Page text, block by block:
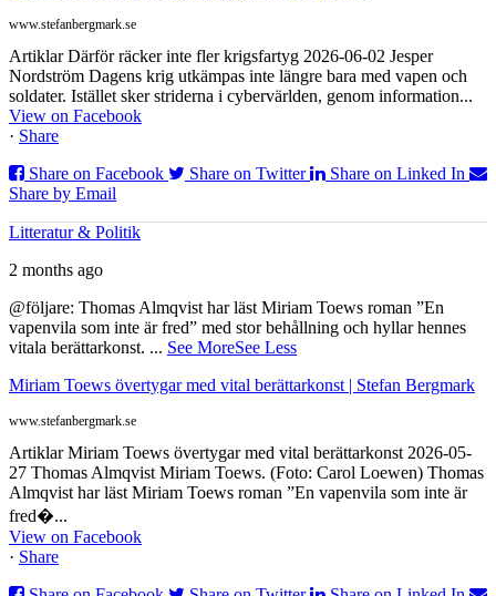
www.stefanbergmark.se
Artiklar Därför räcker inte fler krigsfartyg 2026-06-02 Jesper
Nordström Dagens krig utkämpas inte längre bara med vapen och
soldater. Istället sker striderna i cybervärlden, genom information...
View on Facebook
· Share
Share on Facebook
Share on Twitter
Share on Linked In
Share by Email
Litteratur & Politik
2 months ago
@följare: Thomas Almqvist har läst Miriam Toews roman ”En
vapenvila som inte är fred” med stor behållning och hyllar hennes
vitala berättarkonst. ... See MoreSee Less
Miriam Toews övertygar med vital berättarkonst | Stefan Bergmark
www.stefanbergmark.se
Artiklar Miriam Toews övertygar med vital berättarkonst 2026-05-
27 Thomas Almqvist Miriam Toews. (Foto: Carol Loewen) Thomas
Almqvist har läst Miriam Toews roman ”En vapenvila som inte är
fred�...
View on Facebook
· Share